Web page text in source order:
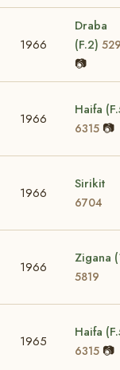
1966
Draba
(F.2)
📷
1966
Haifa
6315 📷
1966
Sirikit
6704
1966
Zigana
5819
1965
Haifa
6315 📷